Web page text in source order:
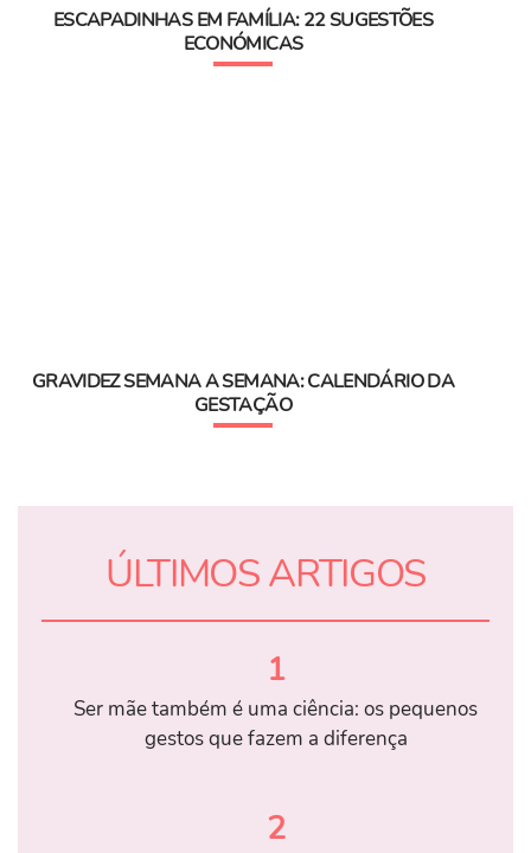
ESCAPADINHAS EM FAMÍLIA: 22 SUGESTÕES
ECONÓMICAS
GRAVIDEZ SEMANA A SEMANA: CALENDÁRIO DA
GESTAÇÃO
ÚLTIMOS ARTIGOS
1
Ser mãe também é uma ciência: os pequenos
gestos que fazem a diferença
2